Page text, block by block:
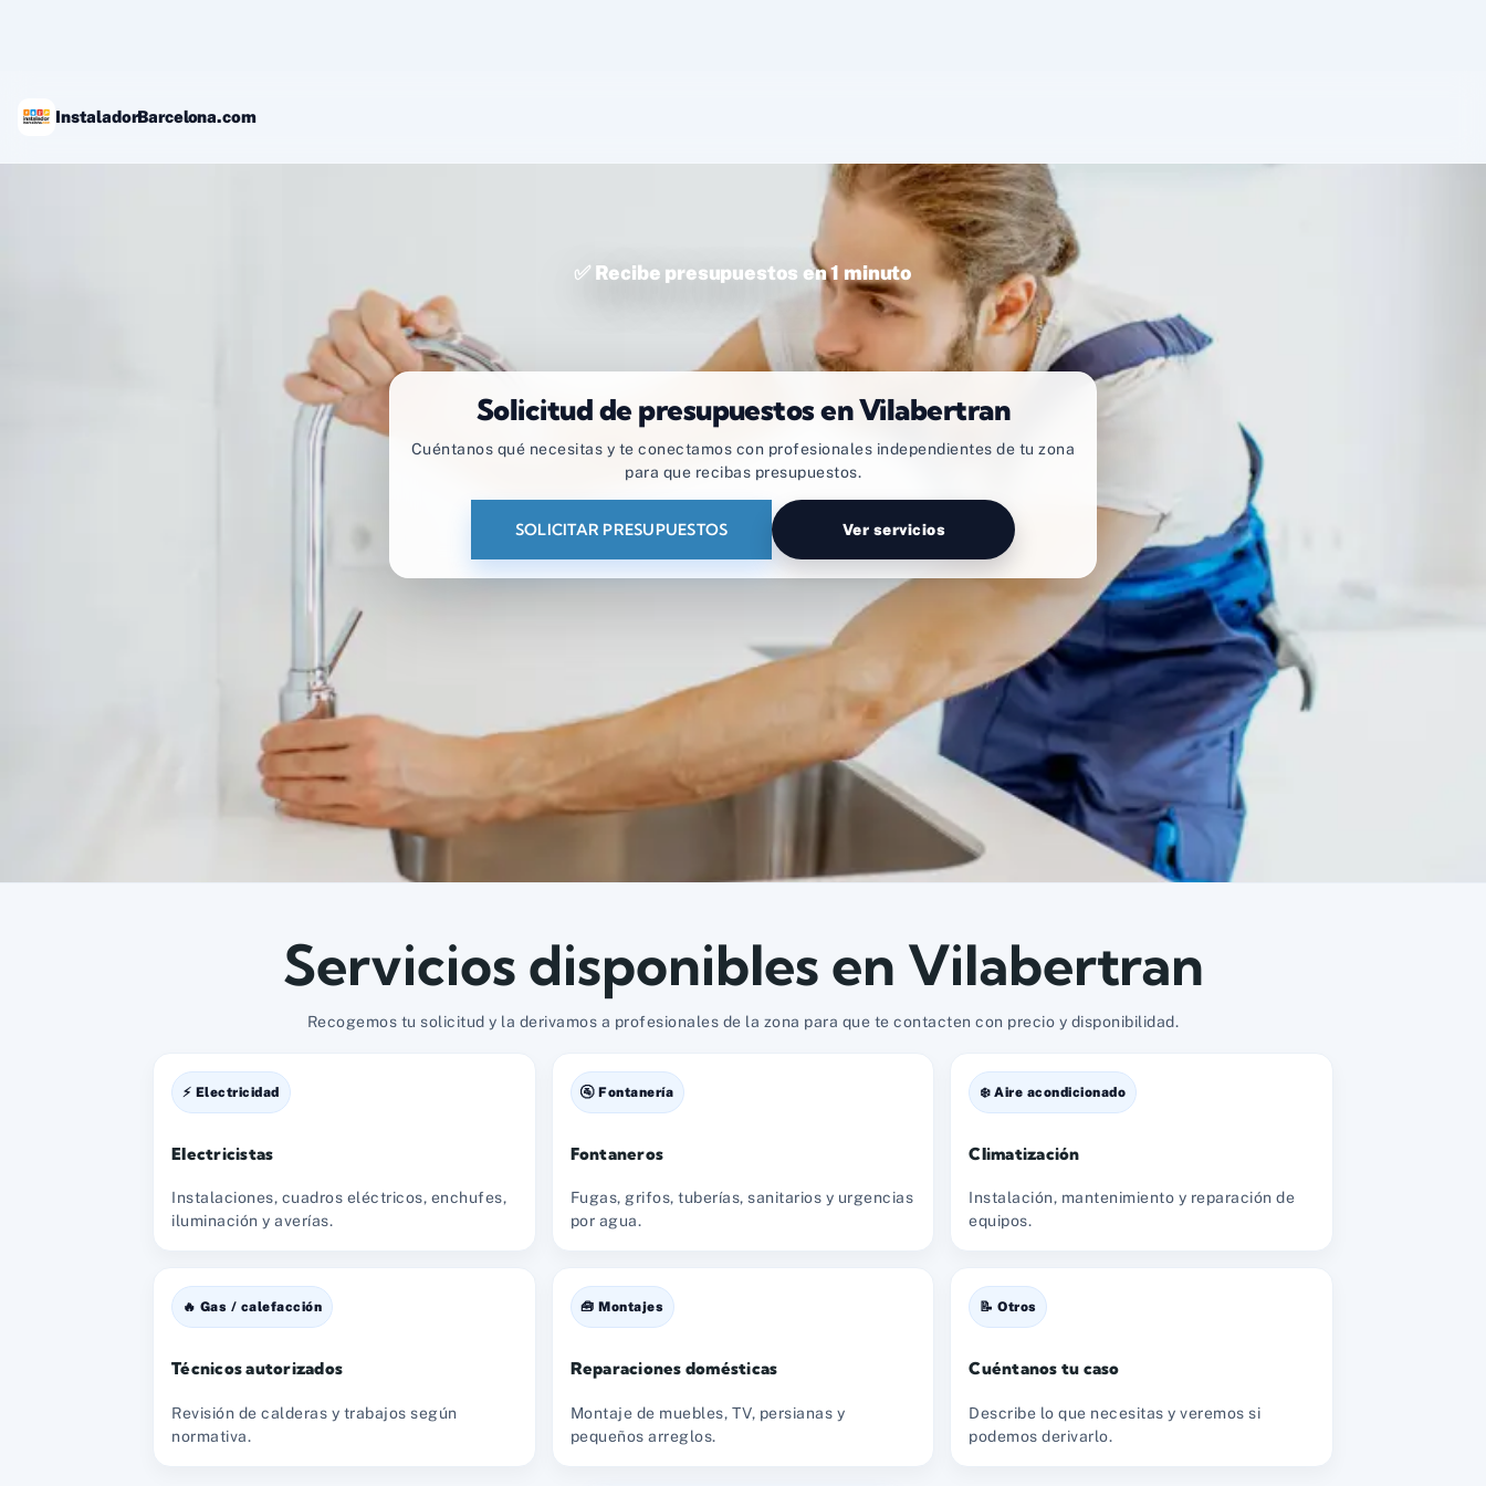
InstaladorBarcelona.com
✅ Recibe presupuestos en 1 minuto
Solicitud de presupuestos en Vilabertran
Cuéntanos qué necesitas y te conectamos con profesionales independientes de tu zona
para que recibas presupuestos.
SOLICITAR PRESUPUESTOS Ver servicios
Servicios disponibles en Vilabertran
Recogemos tu solicitud y la derivamos a profesionales de la zona para que te contacten con precio y disponibilidad.
⚡ Electricidad
Electricistas
Instalaciones, cuadros eléctricos, enchufes,
iluminación y averías.
🚰 Fontanería
Fontaneros
Fugas, grifos, tuberías, sanitarios y urgencias
por agua.
❄️ Aire acondicionado
Climatización
Instalación, mantenimiento y reparación de
equipos.
🔥 Gas / calefacción
Técnicos autorizados
Revisión de calderas y trabajos según
normativa.
🧰 Montajes
Reparaciones domésticas
Montaje de muebles, TV, persianas y
pequeños arreglos.
📝 Otros
Cuéntanos tu caso
Describe lo que necesitas y veremos si
podemos derivarlo.